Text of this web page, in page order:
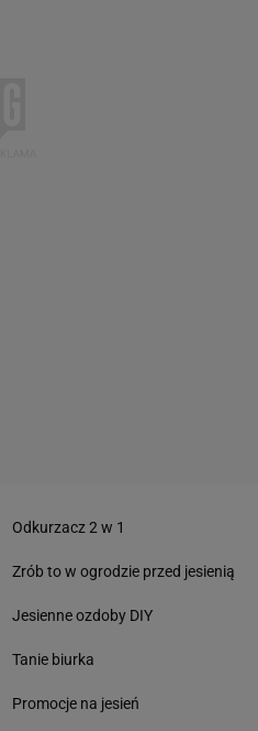
Odkurzacz 2 w 1
Zrób to w ogrodzie przed jesienią
Jesienne ozdoby DIY
Tanie biurka
Promocje na jesień